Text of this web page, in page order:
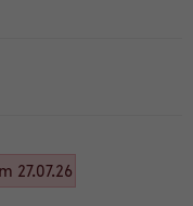
27.07.26